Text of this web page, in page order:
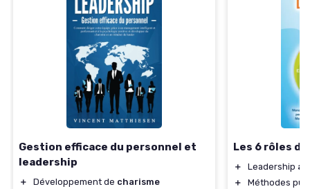
Gestion efficace du personnel et
leadership
＋ Développement de charisme
Les 6 rôles
＋ Leadership
＋
Méthodes